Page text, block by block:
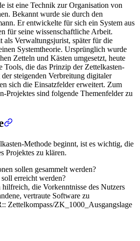
ist eine Technik zur Organisation von
Bekannt wurde sie durch den
. Er entwickelte für sich ein System aus
für seine wissenschaftliche Arbeit.
als Verwaltungsjurist, später für die
Systemtheorie. Ursprünglich wurde
Zetteln und Kästen umgesetzt, heute
Tools, die das Prinzip der Zettelkasten-
steigenden Verbreitung digitaler
sich die Einsatzfelder erweitert. Zum
Projektes sind folgende Themenfelder zu
Methode beginnt, ist es wichtig, die
Projektes zu klären.
sollen gesammelt werden?
erreicht werden?
hilfreich, die Vorkenntnisse des Nutzers
vertraute Software zu
Zettelkompass/ZK_1000_Ausgangslage